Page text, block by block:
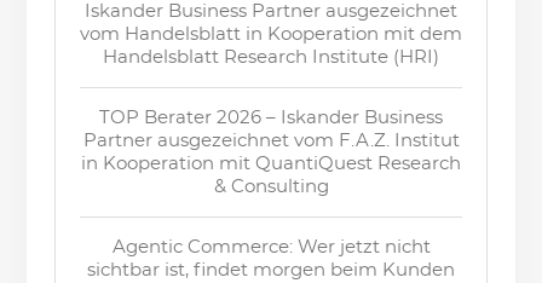
Iskander Business Partner ausgezeichnet
vom Handelsblatt in Kooperation mit dem
Handelsblatt Research Institute (HRI)
TOP Berater 2026 – Iskander Business
Partner ausgezeichnet vom F.A.Z. Institut
in Kooperation mit QuantiQuest Research
& Consulting
Agentic Commerce: Wer jetzt nicht
sichtbar ist, findet morgen beim Kunden